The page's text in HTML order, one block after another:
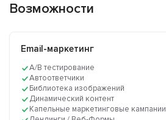
Возможности
Email-маркетинг
A/B тестирование
Автоответчики
Библиотека изображений
Динамический контент
Капельные маркетинговые кампании